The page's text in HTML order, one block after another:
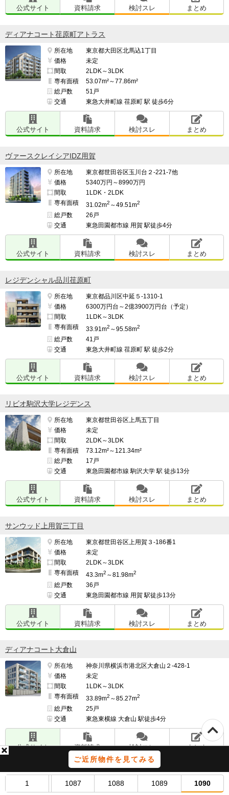
ご近所物件を見てみる
1 1087 1088 1089 1090
新築時の坪単価約335万円
現在の坪単価約500万円
2018年築
新築時の坪単価約325万円
現在の坪単価約500万円
コスギ サードアヴェニュー ザ・レジデンス　2020年築
新築時の坪単価約365万円
現在の坪単価約520万円
ドレッセタワー武蔵小杉　2024年築
新築時の坪単価約420万円
現在の坪単価約560万円
公式サイト 資料請求 検討スレ まとめ
ディアナコート荏原町アトラス
所在地
東京都大田区北馬込1丁目
価格
未定
間取
2LDK～3LDK
専有面積
53.07m²～77.86m²
総戸数
51戸
交通
東急大井町線 荏原町 駅 徒歩6分
公式サイト 資料請求 検討スレ まとめ
ヴァースクレイシアIDZ用賀
所在地
東京都世田谷区玉川台２-221-7他
価格
5340万円～8990万円
間取
1LDK・2LDK
専有面積
31.02m2 ～49.51m2
総戸数
26戸
交通
東急田園都市線 用賀 駅徒歩4分
公式サイト 資料請求 検討スレ まとめ
レジデンシャル品川荏原町
所在地
東京都品川区中延５-1310-1
価格
6300万円台～2億3900万円台（予定）
間取
1LDK～3LDK
専有面積
33.91m2 ～95.58m2
総戸数
41戸
交通
東急大井町線 荏原町 駅 徒歩2分
公式サイト 資料請求 検討スレ まとめ
リビオ駒沢大学レジデンス
所在地
東京都世田谷区上馬五丁目
価格
未定
間取
2LDK～3LDK
専有面積
73.12m²～121.34m²
総戸数
17戸
交通
東急田園都市線 駒沢大学 駅 徒歩13分
公式サイト 資料請求 検討スレ まとめ
サンウッド上用賀三丁目
所在地
東京都世田谷区上用賀３-186番1
価格
未定
間取
2LDK～3LDK
専有面積
43.3m2 ～81.98m2
総戸数
36戸
交通
東急田園都市線 用賀 駅徒歩13分
公式サイト 資料請求 検討スレ まとめ
ディアナコート大倉山
所在地
神奈川県横浜市港北区大倉山２-428-1
価格
未定
間取
1LDK～3LDK
専有面積
33.89m2 ～85.27m2
総戸数
25戸
交通
東急東横線 大倉山 駅徒歩4分
公式サイト 資料請求 検討スレ まとめ
ピアース三軒茶屋テラス